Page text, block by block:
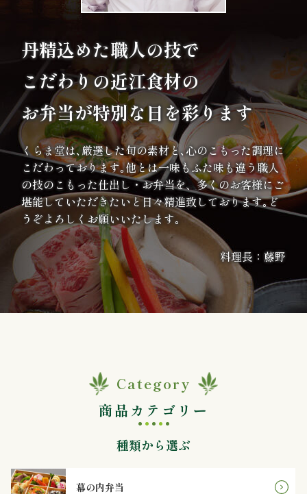
注
方
法・
配
達
エ
リ
お
舗
丹精込めた職人の技で
こだわりの近江食材の
お弁当が特別な日を彩ります
くらま堂は､厳選した旬の素材と､心のこもった調理に
こだわっております｡他とは一味もふた味も違う職人
の技のこもった仕出し・お弁当を、多くのお客様にご
堪能していただきたいと日々精進致しております｡ど
うぞよろしくお願いいたします｡
料理長：藤野
Category
商品カテゴリー
種類から選ぶ
幕の内弁当